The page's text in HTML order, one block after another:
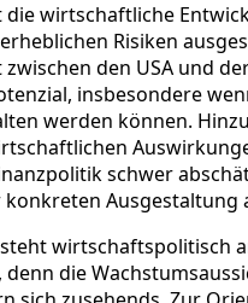
die wirtschaftliche
Risiken
den USA und
insbesondere
werden können.
schwer
Ausgestaltung
wirtschaftspolitisch
die